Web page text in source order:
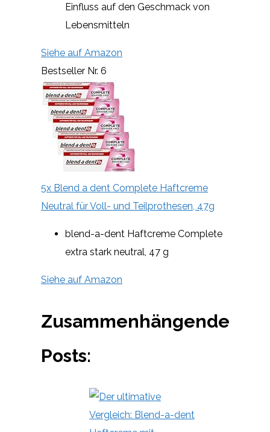
Einfluss auf den Geschmack von
Lebensmitteln
Siehe auf Amazon
Bestseller Nr. 6
5x Blend a dent Complete Haftcreme
Neutral für Voll- und Teilprothesen, 47g
blend-a-dent Haftcreme Complete
extra stark neutral, 47 g
Siehe auf Amazon
Zusammenhängende
Posts: